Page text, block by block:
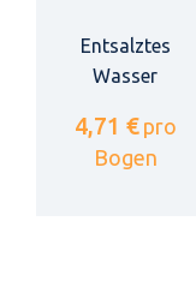
Entsalztes
Wasser
4,71 € pro
Bogen